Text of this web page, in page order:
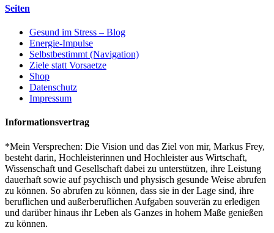
Seiten
Gesund im Stress – Blog
Energie-Impulse
Selbstbestimmt (Navigation)
Ziele statt Vorsaetze
Shop
Datenschutz
Impressum
Informationsvertrag
*Mein Versprechen: Die Vision und das Ziel von mir, Markus Frey,
besteht darin, Hochleisterinnen und Hochleister aus Wirtschaft,
Wissenschaft und Gesellschaft dabei zu unterstützen, ihre Leistung
dauerhaft sowie auf psychisch und physisch gesunde Weise abrufen
zu können. So abrufen zu können, dass sie in der Lage sind, ihre
beruflichen und außerberuflichen Aufgaben souverän zu erledigen
und darüber hinaus ihr Leben als Ganzes in hohem Maße genießen
zu können.